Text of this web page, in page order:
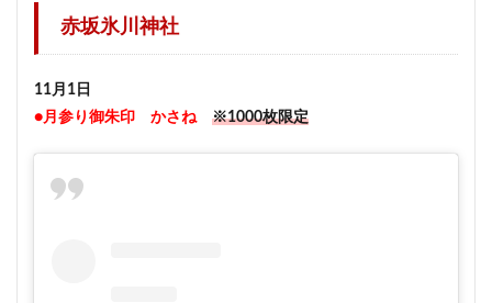
赤坂氷川神社
11月1日
●月参り御朱印 かさね
※1000枚限定